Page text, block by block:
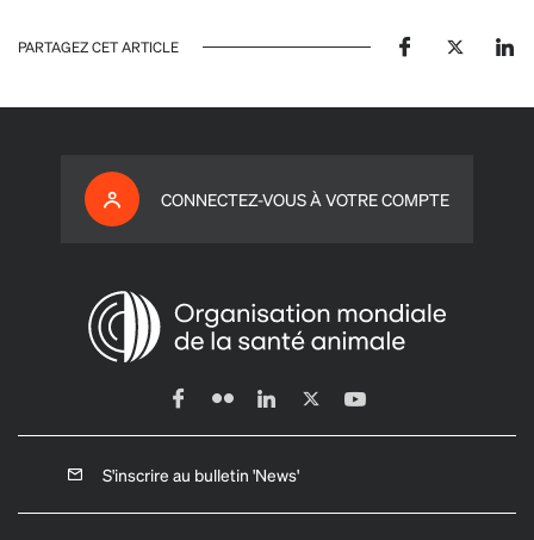
PARTAGEZ CET ARTICLE
CONNECTEZ-VOUS À VOTRE COMPTE
S'inscrire au bulletin 'News'